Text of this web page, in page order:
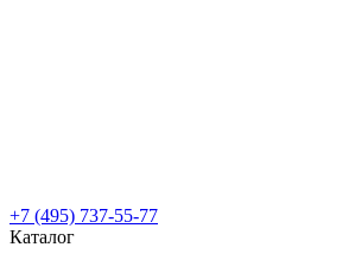
+7 (495) 737-55-77
Каталог